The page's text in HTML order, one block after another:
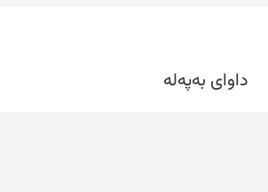
داوای بەپەلە